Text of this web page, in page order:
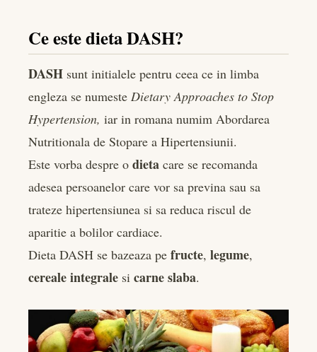
Ce este dieta DASH?
DASH sunt initialele pentru ceea ce in limba
engleza se numeste Dietary Approaches to Stop
Hypertension, iar in romana numim Abordarea
Nutritionala de Stopare a Hipertensiunii.
Este vorba despre o dieta care se recomanda
adesea persoanelor care vor sa previna sau sa
trateze hipertensiunea si sa reduca riscul de
aparitie a bolilor cardiace.
Dieta DASH se bazeaza pe fructe, legume,
cereale integrale si carne slaba.